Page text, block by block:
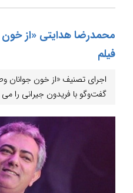
محمدرضا هدایتی «از
فیلم
اجرای تصنیف «از خون جوانان
گفت‌و‌گو با فریدون جیرانی را می